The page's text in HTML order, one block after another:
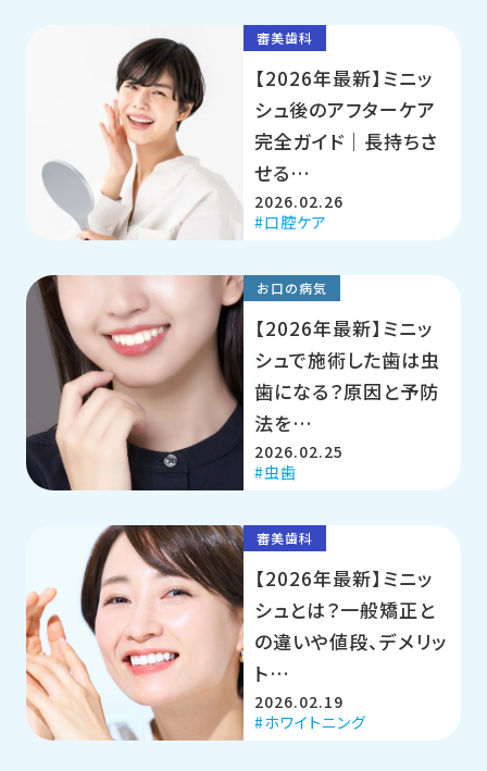
審美歯科
【2026年最新】ミニッ
シュ後のアフターケア
完全ガイド｜長持ちさ
せる…
2026.02.26
口腔ケア
お口の病気
【2026年最新】ミニッ
シュで施術した歯は虫
歯になる？原因と予防
法を…
2026.02.25
虫歯
審美歯科
【2026年最新】ミニッ
シュとは？一般矯正と
の違いや値段、デメリッ
ト…
2026.02.19
ホワイトニング